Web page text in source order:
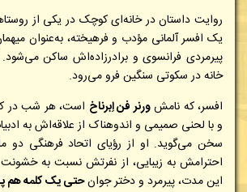
روایت داستان در خانه‌ای کوچک در یکی از
یک افسر آلمانی مؤدب و فرهیخته، به‌عنوان
پیرمردی فرانسوی و برادرزاده‌اش ساکن می‌شود.
خانه در سکوتی سنگین فرو می‌رود.
افسر، که نامشورنر فن اِبرناخ است، هر شب در
و با لحنی صمیمی و اندوهناک از علاقه‌اش به
سخن می‌گوید. او از رؤیای اتحاد فرهنگی دو
احترامش به زیبایی، از نفرتش نسبت به
این مدت، پیرمرد و دختر جوانحتی یک کلمه هم